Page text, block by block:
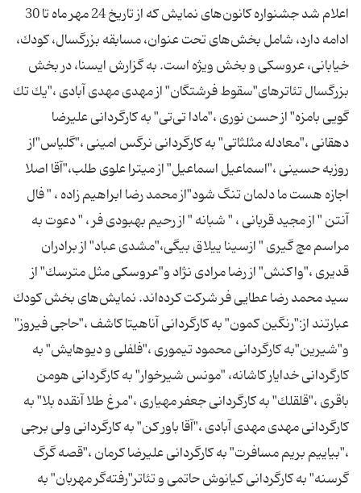
اعلام شد جشنواره كانون‌های نمایش كه از تاریخ 24 مهر ماه تا 30
ادامه دارد، شامل بخش‌های تحت عنوان، مسابقه بزرگسال، كودك،
خیابانی، عروسكی و بخش ویژه است. به گزارش ایسنا، در بخش
بزرگسال تئاترهای"سقوط فرشتگان" از مهدی مهدی ‌آبادی ،"یك تك
گویی بامزه" از حسن نوری ،"مادا تی‌تی" به كارگردانی علیرضا
دهقانی ،"معادله مثلثاتی" به كارگردانی نرگس امینی ،"گلیاس"از
روزبه حسینی ،"اسماعیل اسماعیل" از میترا علوی ‌طلب،"آقا اصلا
اجازه هست ما دلمان تنگ شود"از محمد رضا ابراهیم زاده ، " فال
آنتن " از مجید قربانی ، " شبانه " از رحیم بهبودی فر ، " دعوت به
مراسم مچ گیری " ازسینا ییلاق‌ بیگی،"مشدی عباد" از برادران
قدیری ،"واكنش" از رضا مرادی ‌نژاد و"عروسكی مثل مترسك" از
سید محمد رضا عطایی ‌فر شركت كرده‌اند. نمایش‌های بخش كودك
عبارتند از:"رنگین كمون" به كارگردانی آناهیتا كاشف ،"حاجی فیروز"
و"شیرین"به كارگردانی محمود تیموری ،"فلفلی و دیوهایش" به
كارگردانی خدایار كاشانه، "مونس شیرخوار" به كارگردانی هومن
باقری ،"قلقلك" به كارگردانی جعفر مهیاری ،"مرغ طلا آنقده بلا" به
كارگردانی مهدی مهدی ‌آبادی ،"آقا باور كن" به كارگردانی ولی برجی
،"بیاییم بریم مسافرت" به كارگردانی علیرضا كرمان ،"قصه گرگ
گرسنه" به كارگردانی كیانوش حاتمی و تئاتر"رفته‌گر مهربان" به